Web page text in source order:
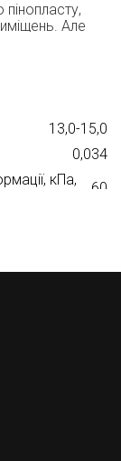
Але
в сірому
вирішення
13,0-15,0
0,034
кПа,
60
Г1